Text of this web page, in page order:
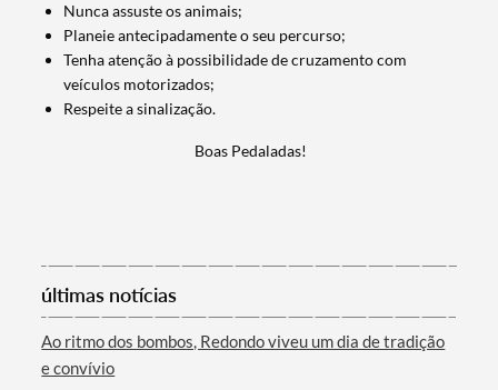
Termo de Pesquisa
Categorias gerais
Filtros
Nunca assuste os animais;
Planeie antecipadamente o seu percurso;
Tenha atenção à possibilidade de cruzamento com
veículos motorizados;
Respeite a sinalização.
Boas Pedaladas!
últimas notícias
Ao ritmo dos bombos, Redondo viveu um dia de tradição
e convívio